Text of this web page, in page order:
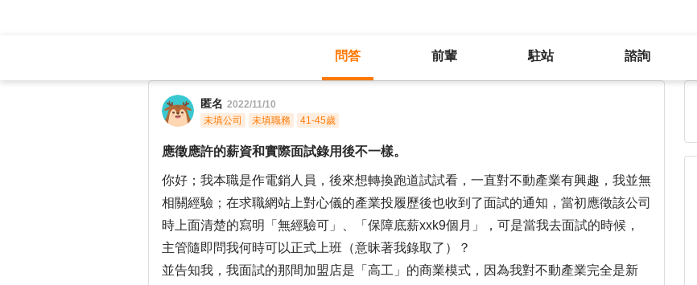
問答 前輩 駐站 諮詢
匿名 2022/11/10
未填公司
未填職務 41-45歲
應徵應許的薪資和實際面試錄用後不一樣。
你好；我本職是作電銷人員，後來想轉換跑道試試看，一直對不動產業有興趣，我並無
相關經驗；在求職網站上對心儀的產業投履歷後也收到了面試的通知，當初應徵該公司
時上面清楚的寫明「無經驗可」、「保障底薪xxk9個月」，可是當我去面試的時候，
主管隨即問我何時可以正式上班（意昧著我錄取了）？
並告知我，我面試的那間加盟店是「高工」的商業模式，因為我對不動產業完全是新